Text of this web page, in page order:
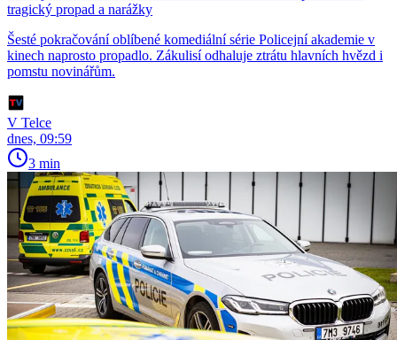
tragický propad a narážky
Šesté pokračování oblíbené komediální série Policejní akademie v
kinech naprosto propadlo. Zákulisí odhaluje ztrátu hlavních hvězd i
pomstu novinářům.
V Telce
dnes, 09:59
3 min